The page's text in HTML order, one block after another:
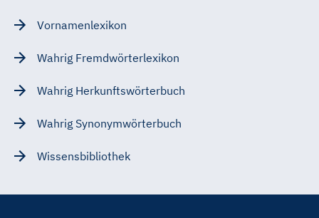
Vornamenlexikon
Wahrig Fremdwörterlexikon
Wahrig Herkunftswörterbuch
Wahrig Synonymwörterbuch
Wissensbibliothek